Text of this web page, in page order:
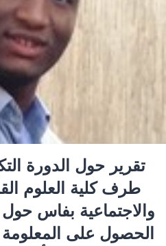
تقرير حول الدورة
طرف كلية العلوم
والاجتماعية بفاس
الحصول على